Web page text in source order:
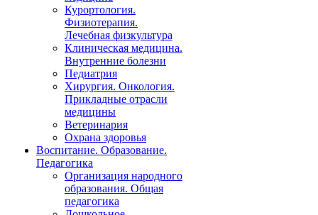
Курортология.
Физиотерапия.
Лечебная физкультура
Клиническая медицина.
Внутренние болезни
Педиатрия
Хирургия. Онкология.
Прикладные отрасли
медицины
Ветеринария
Охрана здоровья
Воспитание. Образование.
Педагогика
Организация народного
образования. Общая
педагогика